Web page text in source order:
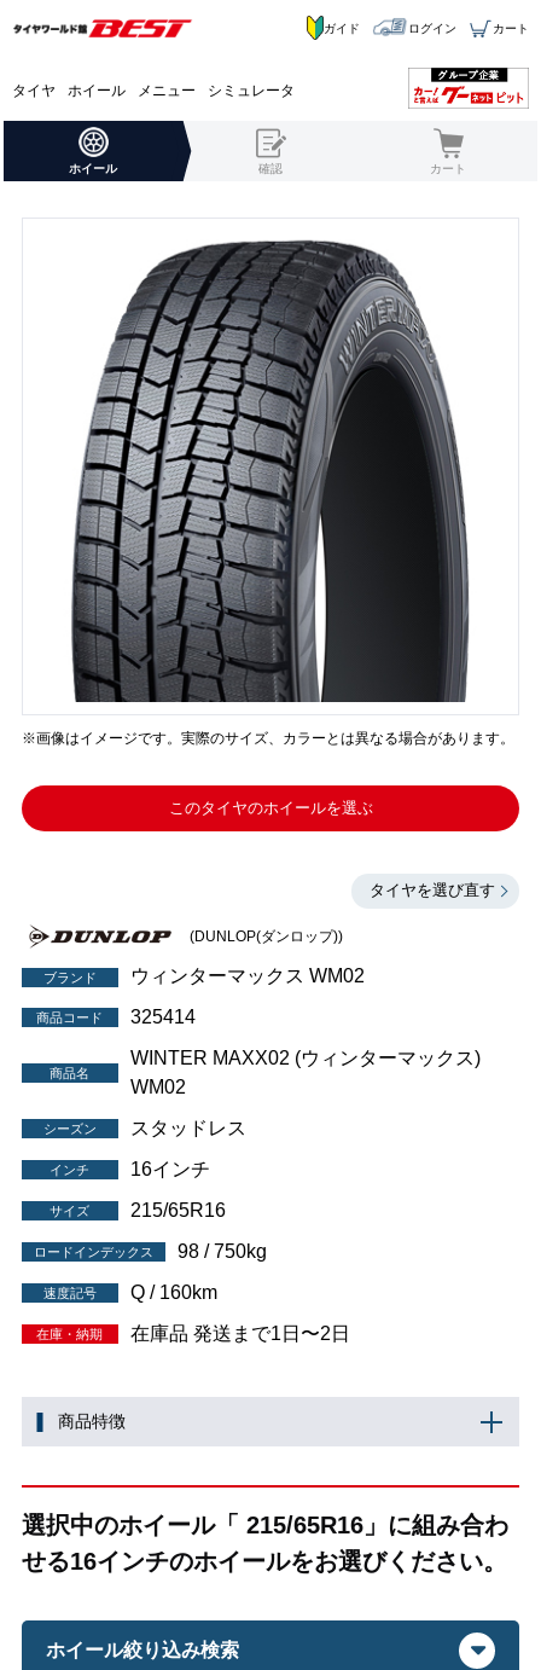
タイヤ ホイール メニュー シミュレータ
ガイド ログイン カート
ホイール 確認 カート
※画像はイメージです。実際のサイズ、カラーとは異なる場合があります。
このタイヤのホイールを選ぶ
タイヤを選び直す
(DUNLOP(ダンロップ))
ブランド ウィンターマックス WM02
商品コード 325414
商品名
WINTER MAXX02 (ウィンターマックス)
WM02
シーズン スタッドレス
インチ 16インチ
サイズ 215/65R16
ロードインデックス 98 / 750kg
速度記号 Q / 160km
在庫・納期 在庫品 発送まで1日〜2日
商品特徴
選択中のホイール「 215/65R16」に組み合わ
せる16インチのホイールをお選びください。
ホイール絞り込み検索